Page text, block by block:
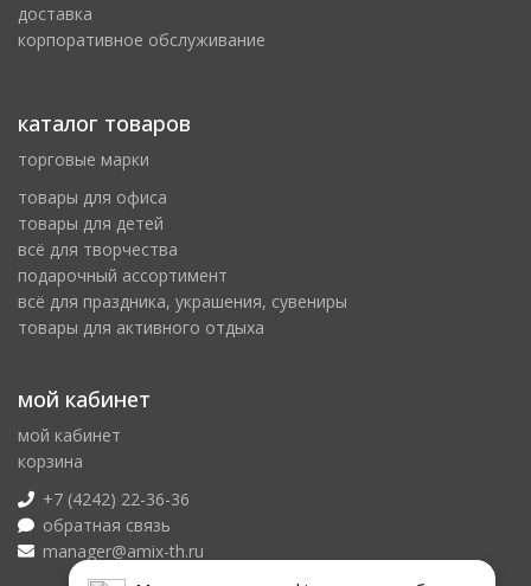
доставка
корпоративное обслуживание
каталог товаров
торговые марки
товары для офиса
товары для детей
всё для творчества
подарочный ассортимент
всё для праздника, украшения, сувениры
товары для активного отдыха
мой кабинет
мой кабинет
корзина
+7 (4242) 22-36-36
обратная связь
manager@amix-th.ru